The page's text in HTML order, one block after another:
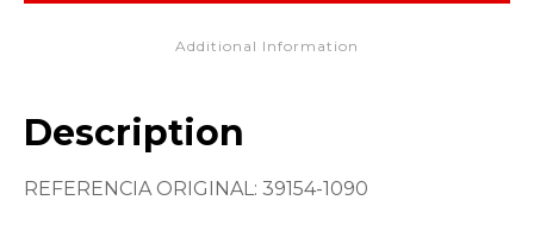
Additional Information
Description
REFERENCIA ORIGINAL: 39154-1090